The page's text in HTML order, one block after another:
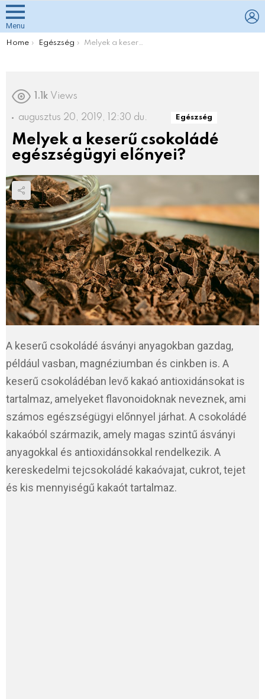
Menu
You are here:
Home Egészség Melyek a keserű csokoládé egészségügyi előnyei?
1.1k Views
augusztus 20, 2019, 12:30 du. Egészség
Melyek a keserű csokoládé
egészségügyi előnyei?
A keserű csokoládé ásványi anyagokban gazdag,
például vasban, magnéziumban és cinkben is. A
keserű csokoládéban levő kakaó antioxidánsokat is
tartalmaz, amelyeket flavonoidoknak neveznek, ami
számos egészségügyi előnnyel járhat. A csokoládé
kakaóból származik, amely magas szintű ásványi
anyagokkal és antioxidánsokkal rendelkezik. A
kereskedelmi tejcsokoládé kakaóvajat, cukrot, tejet
és kis mennyiségű kakaót tartalmaz.